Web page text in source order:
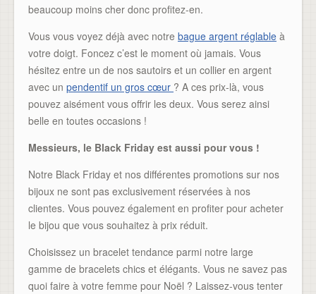
beaucoup moins cher donc profitez-en.
Vous vous voyez déjà avec notre bague argent réglable à
votre doigt. Foncez c’est le moment où jamais. Vous
hésitez entre un de nos sautoirs et un collier en argent
avec un pendentif un gros cœur ? A ces prix-là, vous
pouvez aisément vous offrir les deux. Vous serez ainsi
belle en toutes occasions !
Messieurs, le Black Friday est aussi pour vous !
Notre Black Friday et nos différentes promotions sur nos
bijoux ne sont pas exclusivement réservées à nos
clientes. Vous pouvez également en profiter pour acheter
le bijou que vous souhaitez à prix réduit.
Choisissez un bracelet tendance parmi notre large
gamme de bracelets chics et élégants. Vous ne savez pas
quoi faire à votre femme pour Noël ? Laissez-vous tenter